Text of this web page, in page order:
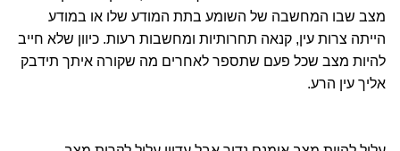
מצב שבו המחשבה של השומע בתת המודע שלו או במודע
הייתה צרות עין, קנאה תחרותיות ומחשבות רעות. כיוון שלא חייב
להיות מצב שכל פעם שתספר לאחרים מה שקורה איתך תידבק
אליך עין הרע.